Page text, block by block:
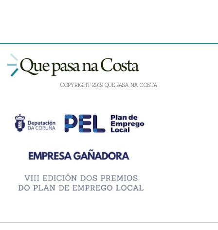
COPYRIGHT 2019 QUE PASA NA COSTA